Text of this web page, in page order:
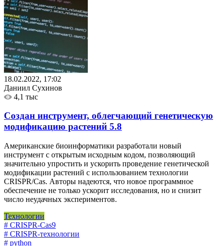
18.02.2022, 17:02
Даниил Сухинов
4,1 тыс
Создан инструмент, облегчающий генетическую
модификацию растений 5.8
Американские биоинформатики разработали новый
инструмент с открытым исходным кодом, позволяющий
значительно упростить и ускорить проведение генетической
модификации растений с использованием технологии
CRISPR/Cas. Авторы надеются, что новое программное
обеспечение не только ускорит исследования, но и снизит
число неудачных экспериментов.
Технологии
# CRISPR-Cas9
# CRISPR-технологии
# python